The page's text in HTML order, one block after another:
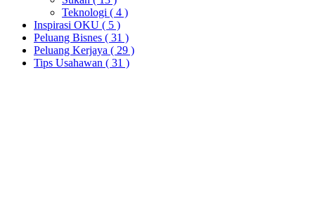
Teknologi ( 4 )
Inspirasi OKU ( 5 )
Peluang Bisnes ( 31 )
Peluang Kerjaya ( 29 )
Tips Usahawan ( 31 )